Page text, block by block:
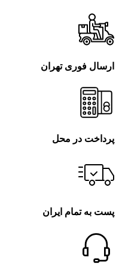
ارسال فوری تهران
پرداخت در محل
پست به تمام ایران